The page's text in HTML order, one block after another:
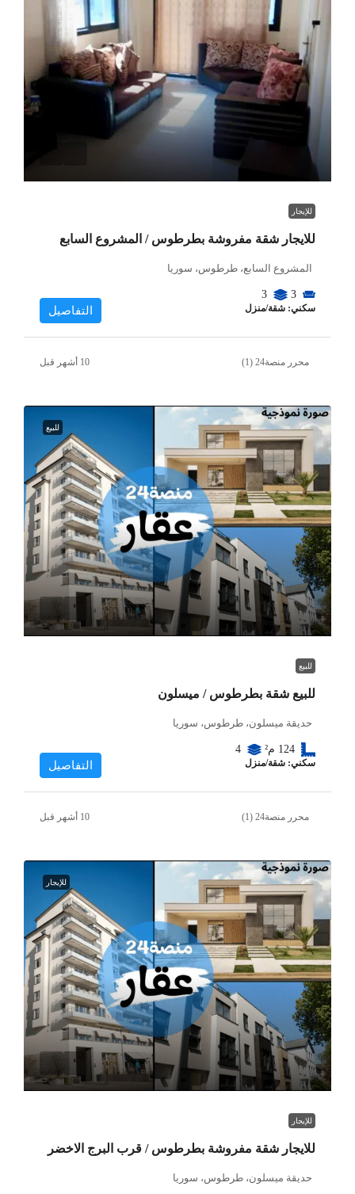
للإيجار
للايجار شقة مفروشة بطرطوس / المشروع السابع
المشروع السابع، طرطوس، سوريا
3
3
سكني: شقة/منزل التفاصيل
محرر منصة24 (1)
للبيع
للبيع
للبيع شقة بطرطوس / ميسلون
حديقة ميسلون، طرطوس، سوريا
124 م² 4
سكني: شقة/منزل التفاصيل
محرر منصة24 (1)
للإيجار
للإيجار
للايجار شقة مفروشة بطرطوس / قرب البرج الاخضر
حديقة ميسلون، طرطوس، سوريا